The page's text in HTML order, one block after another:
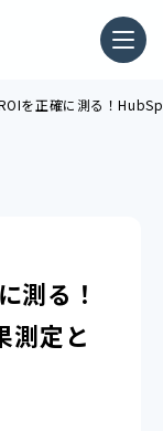
を正確に測る！
測る！
測定と